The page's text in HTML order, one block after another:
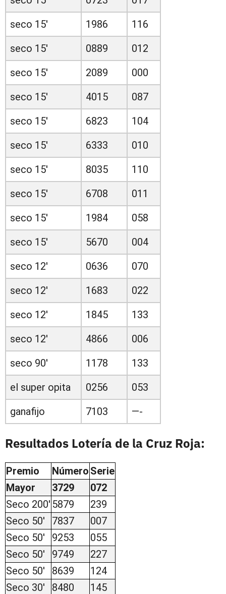
seco 15'
1986
116
seco 15'
0889
012
seco 15'
2089
000
seco 15'
4015
087
seco 15'
6823
104
seco 15'
6333
010
seco 15'
8035
110
seco 15'
6708
011
seco 15'
1984
058
seco 15'
5670
004
seco 12'
0636
070
seco 12'
1683
022
seco 12'
1845
133
seco 12'
4866
006
seco 90'
1178
133
el super opita
0256
053
ganafijo
7103 —-
Resultados Lotería de la Cruz Roja:
Premio Número Serie
Mayor
3729
072
Seco 200' 5879
239
Seco 50'
7837
007
Seco 50'
9253
055
Seco 50'
9749
227
Seco 50'
8639
124
Seco 30'
8480
145